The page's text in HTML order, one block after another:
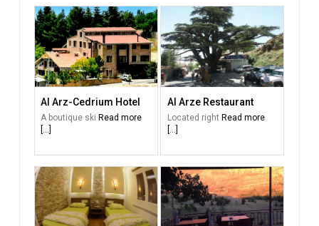
Al Arz-Cedrium Hotel
A boutique ski Read more
[...]
Al Arze Restaurant
Located right Read more
[...]